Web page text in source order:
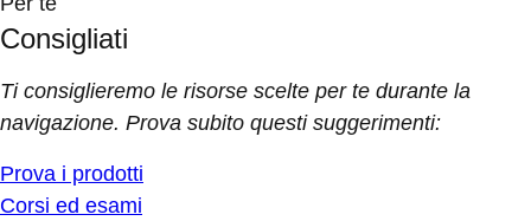
Consigliati
Ti consiglieremo le risorse scelte per te durante la
navigazione. Prova subito questi suggerimenti:
Prova i prodotti
Corsi ed esami